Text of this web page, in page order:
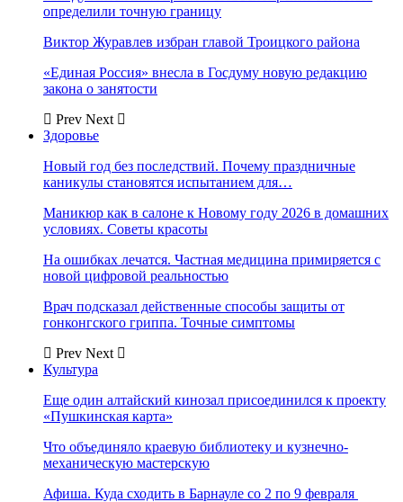
определили точную границу
Виктор Журавлев избран главой Троицкого района
«Единая Россия» внесла в Госдуму новую редакцию
закона о занятости
Prev Next
Здоровье
Новый год без последствий. Почему праздничные
каникулы становятся испытанием для…
Маникюр как в салоне к Новому году 2026 в домашних
условиях. Советы красоты
На ошибках лечатся. Частная медицина примиряется с
новой цифровой реальностью
Врач подсказал действенные способы защиты от
гонконгского гриппа. Точные симптомы
Prev Next
Культура
Еще один алтайский кинозал присоединился к проекту
«Пушкинская карта»
Что объединяло краевую библиотеку и кузнечно-
механическую мастерскую
Афиша. Куда сходить в Барнауле со 2 по 9 февраля